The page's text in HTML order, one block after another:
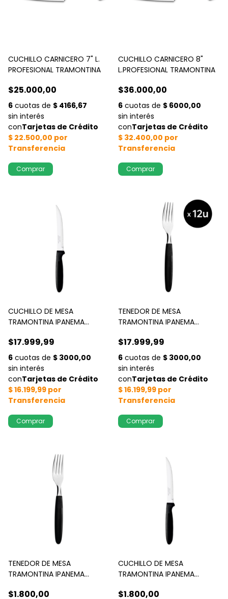
CUCHILLO CARNICERO 7" L.
PROFESIONAL TRAMONTINA
$25.000,00
CUCHILLO CARNICERO 8"
L.PROFESIONAL TRAMONTINA
$36.000,00
CUCHILLO DE MESA
TRAMONTINA IPANEMA
$17.999,99
TENEDOR DE MESA
TRAMONTINA IPANEMA
$17.999,99
TENEDOR DE MESA
TRAMONTINA IPANEMA
$1.800,00
CUCHILLO DE MESA
TRAMONTINA IPANEMA
$1.800,00